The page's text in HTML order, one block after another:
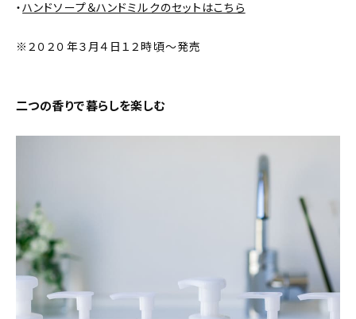
・ハンドソープ＆ハンドミルクのセットはこちら
※２０２０年３月４日１２時頃〜発売
二つの香りで暮らしを楽しむ